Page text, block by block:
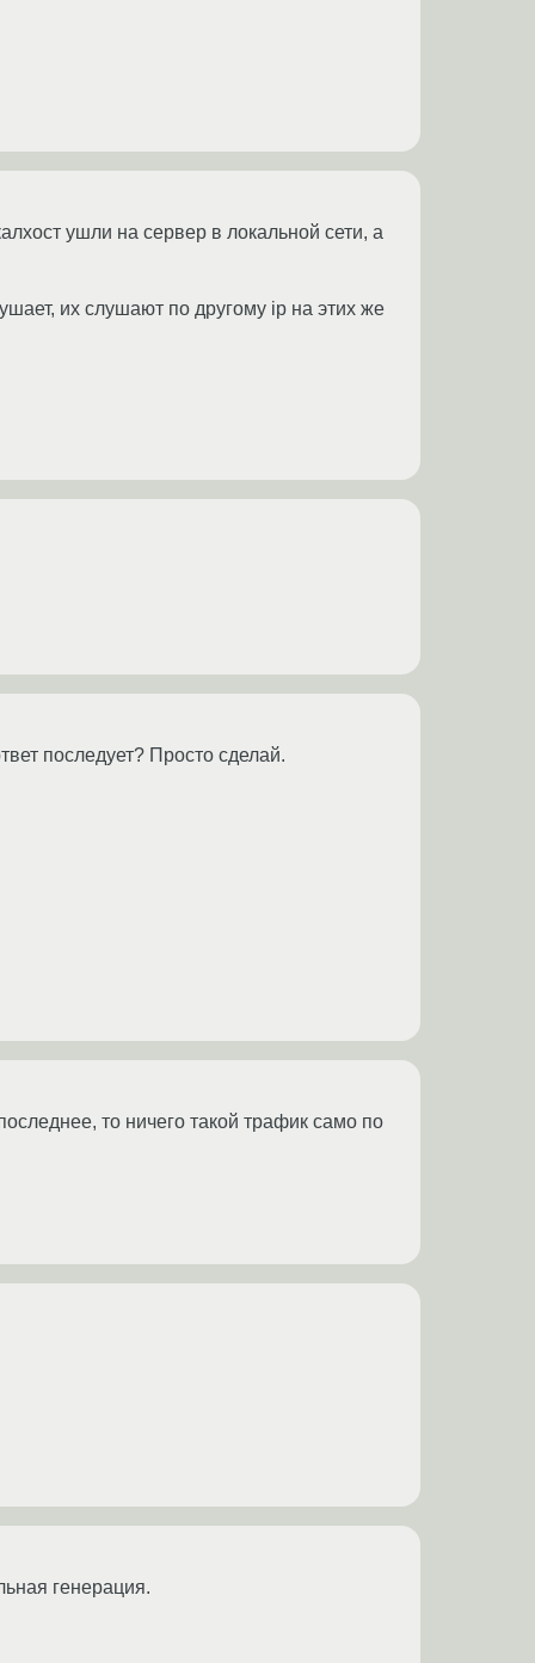
ушли на сервер в локальной сети, а
их слушают по другому ip на этих же
последует? Просто сделай.
то ничего такой трафик само по
генерация.